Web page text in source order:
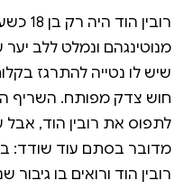
רובין
מנוטינגהם ונמלט ללב
שיש לו נטייה להתרגז
חוש צדק מפותח. השריף
לתפוס את רובין הוד,
מדובר בסתם עוד שודד:
רובין הוד ורואים בו